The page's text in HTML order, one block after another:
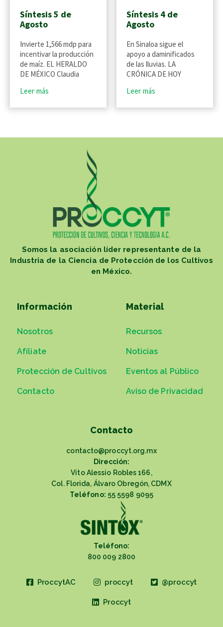
Síntesis 5 de
Agosto
Invierte 1,566 mdp para
incentivar la producción
de maíz. EL HERALDO
DE MÉXICO Claudia
Leer más
Síntesis 4 de
Agosto
En Sinaloa sigue el
apoyo a daminificados
de las lluvias. LA
CRÓNICA DE HOY
Leer más
Somos la asociación líder representante de la
Industria de la Ciencia de Protección de los Cultivos
en México.
Información
Nosotros
Afíliate
Protección de Cultivos
Contacto
Material
Recursos
Noticias
Eventos al Público
Aviso de Privacidad
Contacto
contacto@proccyt.org.mx
Dirección:
Vito Alessio Robles 166,
Col. Florida, Álvaro Obregón, CDMX
Teléfono: 55 5598 9095
Teléfono:
800 009 2800
ProccytAC proccyt @proccyt
Proccyt